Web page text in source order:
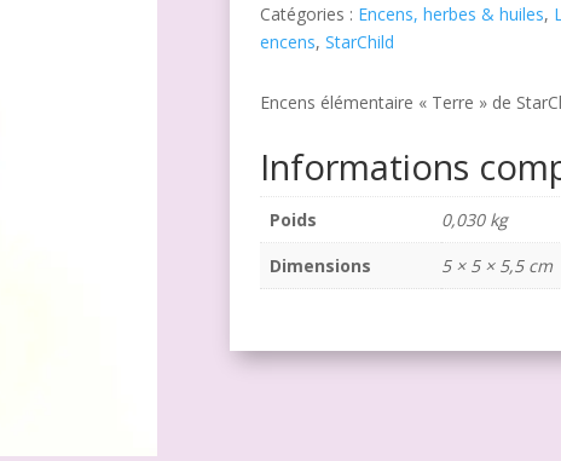
Catégories : Encens, herbes & huiles,
encens, StarChild
Encens élémentaire « Terre » de
Informations
Poids
0,030 kg
Dimensions
5 × 5 × 5,5 cm